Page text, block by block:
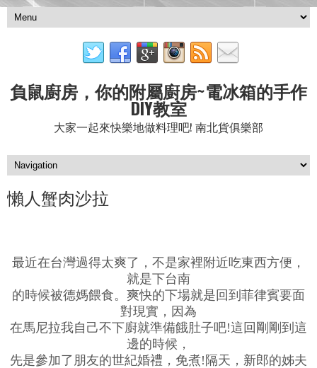
負鼠廚房，你的附屬廚房~電冰箱的手作
DIY教室
大家一起來快樂地做料理吧! 南北貨俱樂部
懶人蟹肉沙拉
最近在台灣過得太爽了，不是家裡附近吃東西方便，
就是下台南
的時候被德媽餵食。爽快的下場就是回到菲律賓要面
對現實，因為
在馬尼拉我自己不下廚就準備餓肚子吧!這回剛剛到這
邊的時候，
先是參加了朋友的世紀婚禮，免煮!隔天，新郎的姊夫